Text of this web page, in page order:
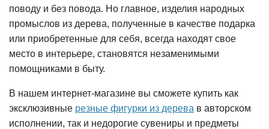
поводу и без повода. Но главное, изделия народных
промыслов из дерева, полученные в качестве подарка
или приобретенные для себя, всегда находят свое
место в интерьере, становятся незаменимыми
помощниками в быту.
В нашем интернет-магазине вы сможете купить как
эксклюзивные резные фигурки из дерева в авторском
исполнении, так и недорогие сувениры и предметы